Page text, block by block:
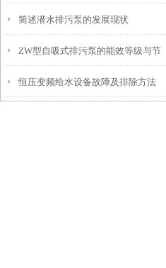
作的有利武器
简述潜水排污泵的发展现状
ZW型自吸式排污泵的能效等级与节
能运行策略
恒压变频给水设备故障及排除方法